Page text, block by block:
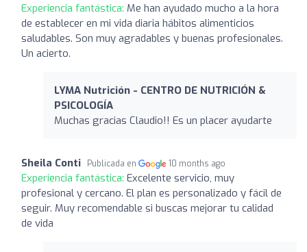
Experiencia fantástica: Me han ayudado mucho a la hora
de establecer en mi vida diaria hábitos alimenticios
saludables. Son muy agradables y buenas profesionales.
Un acierto.
LYMA Nutrición - CENTRO DE NUTRICIÓN &
PSICOLOGÍA
Muchas gracias Claudio!! Es un placer ayudarte
Sheila Conti Publicada en 10 months ago
Experiencia fantástica: Excelente servicio, muy
profesional y cercano. El plan es personalizado y fácil de
seguir. Muy recomendable si buscas mejorar tu calidad
de vida